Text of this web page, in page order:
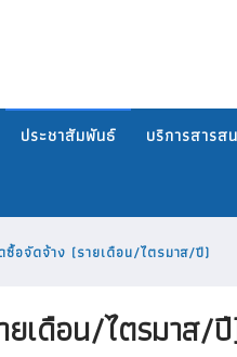
ประชาสัมพันธ์ บริการสารส
ซื้อจัดจ้าง (รายเดือน/ไตรมาส/ปี)
เดือน/ไตรมาส/